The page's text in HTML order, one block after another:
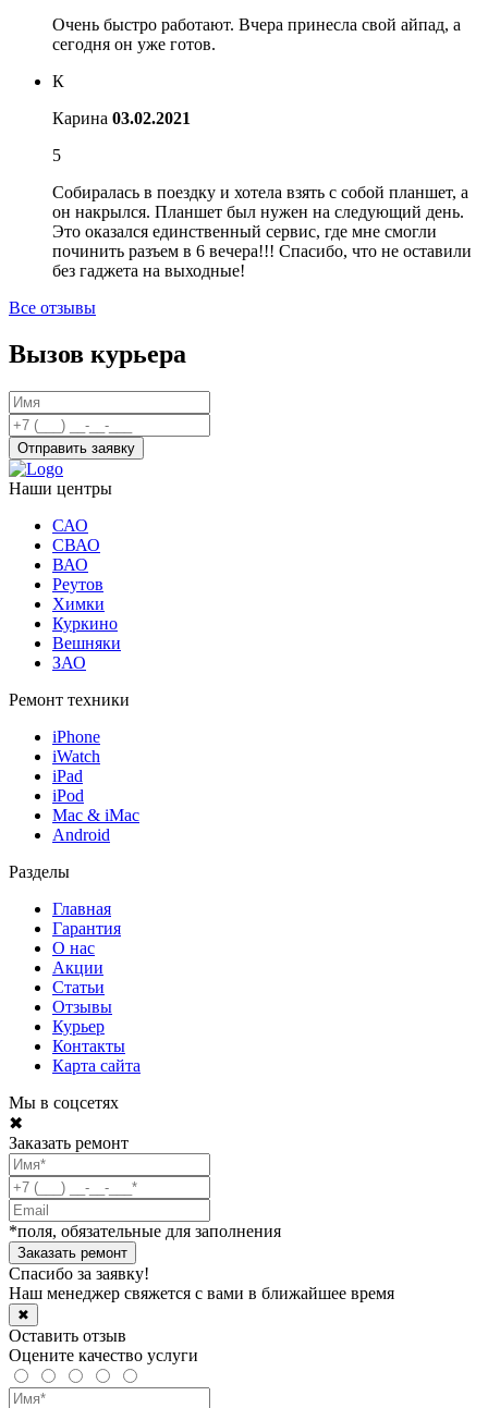
Очень быстро работают. Вчера принесла свой айпад, а
сегодня он уже готов.
К
Карина 03.02.2021
5
Собиралась в поездку и хотела взять с собой планшет, а
он накрылся. Планшет был нужен на следующий день.
Это оказался единственный сервис, где мне смогли
починить разъем в 6 вечера!!! Спасибо, что не оставили
без гаджета на выходные!
Все отзывы
Вызов курьера
Отправить заявку
Наши центры
САО
СВАО
ВАО
Реутов
Химки
Куркино
Вешняки
ЗАО
Ремонт техники
iPhone
iWatch
iPad
iPod
Mac & iMac
Android
Разделы
Главная
Гарантия
О нас
Акции
Статьи
Отзывы
Курьер
Контакты
Карта сайта
Мы в соцсетях
✖
Заказать ремонт
*поля, обязательные для заполнения
Спасибо за заявку!
Наш менеджер свяжется с вами в ближайшее время
✖
Оставить отзыв
Оцените качество услуги